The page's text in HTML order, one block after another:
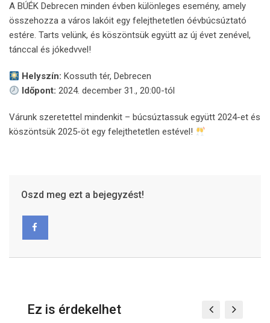
A BÚÉK Debrecen minden évben különleges esemény, amely
összehozza a város lakóit egy felejthetetlen óévbúcsúztató
estére. Tarts velünk, és köszöntsük együtt az új évet zenével,
tánccal és jókedvvel!
Helyszín: Kossuth tér, Debrecen
Időpont: 2024. december 31., 20:00-tól
Várunk szeretettel mindenkit – búcsúztassuk együtt 2024-et és
köszöntsük 2025-öt egy felejthetetlen estével!
Oszd meg ezt a bejegyzést!
Ez is érdekelhet